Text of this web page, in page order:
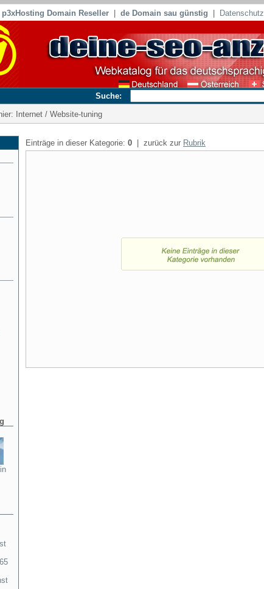
p3xHosting Domain Reseller de Domain sau günstig Datenschutz
Suche:
Internet / Website-tuning
Einträge in dieser Kategorie: 0 | zurück zur Rubrik